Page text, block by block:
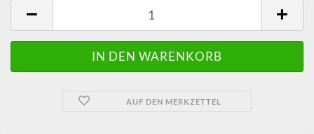
AUF DEN MERKZETTEL